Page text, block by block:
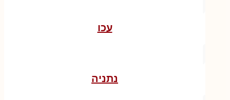
עכו
נתניה